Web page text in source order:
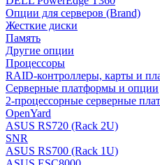
Опции для серверов (Brand)
Жесткие диски
Память
Другие опции
Процессоры
RAID-контроллеры, карты и
Серверные платформы и опции
2-процессорные серверные
OpenYard
ASUS RS720 (Rack 2U)
SNR
ASUS RS700 (Rack 1U)